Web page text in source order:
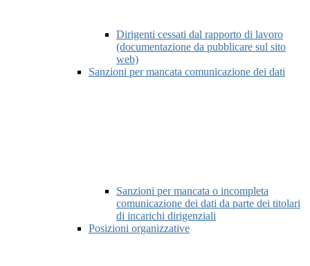
Dirigenti cessati dal rapporto di lavoro
(documentazione da pubblicare sul sito
web)
Sanzioni per mancata comunicazione dei dati
Sanzioni per mancata o incompleta
comunicazione dei dati da parte dei titolari
di incarichi dirigenziali
Posizioni organizzative